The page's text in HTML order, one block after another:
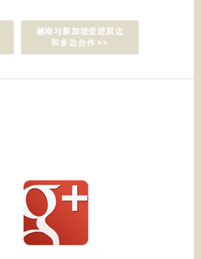
越南与新加坡促进双边
和多边合作 >>